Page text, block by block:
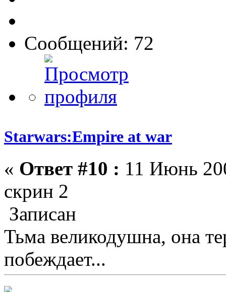
Сообщений: 72
Starwars:Empire at war
« Ответ #10 : 11 Июнь
скрин 2
Записан
Тьма великодушна, она
побеждает...